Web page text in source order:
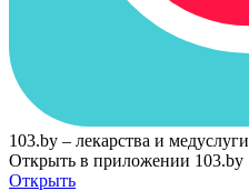
103.by – лекарства и медуслуги
Открыть в приложении 103.by
Открыть